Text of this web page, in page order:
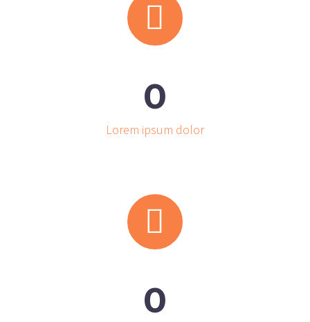


0
Lorem ipsum dolor


0